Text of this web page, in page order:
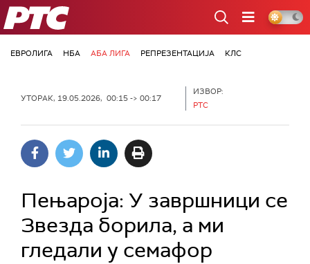
РТС
ЕВРОЛИГА НБА АБА ЛИГА РЕПРЕЗЕНТАЦИЈА КЛС
УТОРАК, 19.05.2026, 00:15 -> 00:17
ИЗВОР:
РТС
Пењароја: У завршници се
Звезда борила, а ми
гледали у семафор